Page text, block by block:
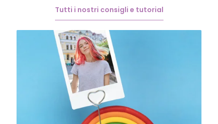
Tutti i nostri consigli e tutorial